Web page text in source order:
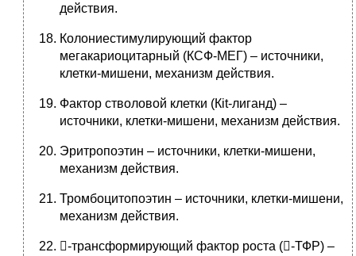
действия.
Колониестимулирующий фактор
мегакариоцитарный (КСФ-МЕГ) – источники,
клетки-мишени, механизм действия.
Фактор стволовой клетки (Кit-лиганд) –
источники, клетки-мишени, механизм действия.
Эритропоэтин – источники, клетки-мишени,
механизм действия.
Тромбоцитопоэтин – источники, клетки-мишени,
механизм действия.
-трансформирующий фактор роста (-ТФР) –